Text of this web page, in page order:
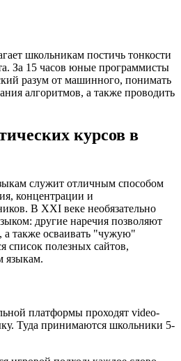
школьникам постичь тонкости
За 15 часов юные программисты
разум от машинного, понимать
алгоритмов, а также проводить
курсов в
служит отличным способом
концентрации и
В XXI веке необязательно
другие наречия позволяют
а также осваивать "чужую"
список полезных сайтов,
языкам.
платформы проходят video-
Туда принимаются школьники 5-